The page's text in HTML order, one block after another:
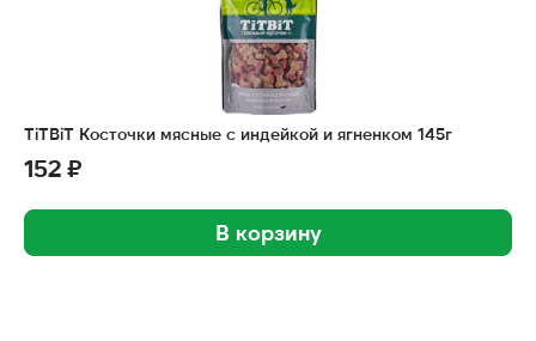
TiTBiT Косточки мясные с индейкой и ягненком 145г
152 ₽
В корзину